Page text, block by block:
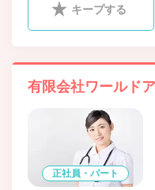
キープする
有限会社ワールド
正社員・パート